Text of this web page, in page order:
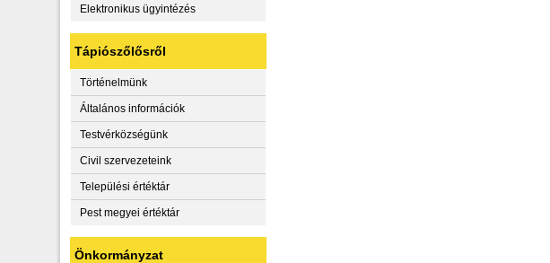
Elektronikus ügyintézés
Tápiószőlősről
Történelmünk
Általános információk
Testvérközségünk
Civil szervezeteink
Települési értéktár
Pest megyei értéktár
Önkormányzat